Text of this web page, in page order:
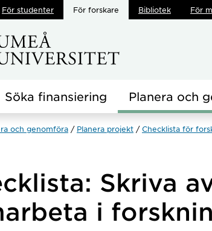
till innehållet
För studenter För forskare Bibliotek För
Söka finansiering Planera och
och genomföra Planera projekt Checklista för
Skriva
i